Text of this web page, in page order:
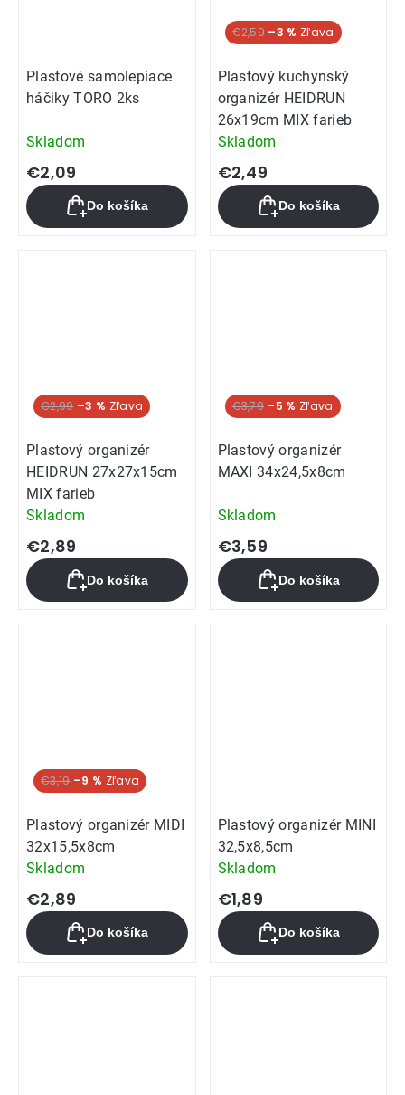
Plastové samolepiace
háčiky TORO 2ks
Skladom
€2,09
Do košíka
€2,59 –3 %
Plastový kuchynský
organizér HEIDRUN
26x19cm MIX farieb
Skladom
€2,49
Do košíka
€2,99 –3 %
Plastový organizér
HEIDRUN 27x27x15cm
MIX farieb
Skladom
€2,89
Do košíka
€3,79 –5 %
Plastový organizér
MAXI 34x24,5x8cm
Skladom
€3,59
Do košíka
€3,19 –9 %
Plastový organizér MIDI
32x15,5x8cm
Skladom
€2,89
Do košíka
Plastový organizér MINI
32,5x8,5cm
Skladom
€1,89
Do košíka